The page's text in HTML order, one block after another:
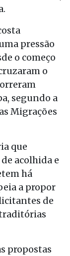
pressão
o começo
o
segundo a
Migrações
que
acolhida e
há
a propor
de
propostas